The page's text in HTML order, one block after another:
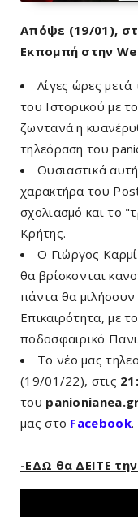
Απόψε (19/01),
Εκπομπή στην
Λίγες ώρες
του Ιστορικού με
ζωντανά η
τηλεόραση του
Ουσιαστικά
χαρακτήρα του
σχολιασμό και το
Κρήτης.
Ο Γιώργος
θα βρίσκονται
πάντα θα μιλήσουν
Επικαιρότητα, με
ποδοσφαιρικό
Το νέο μας
(19/01/22), στις
του
μας στο Facebook.
-ΕΔΩ θα ΔΕΙΤΕ